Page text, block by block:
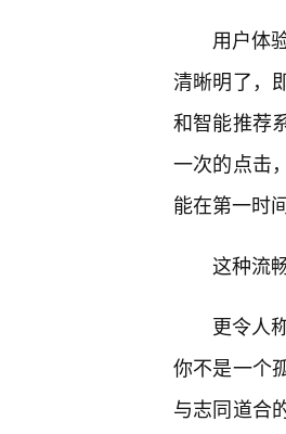
用户体
清晰明了，
和智能推荐
一次的点击
能在第一时
这种流
更令人
你不是一个
与志同道合